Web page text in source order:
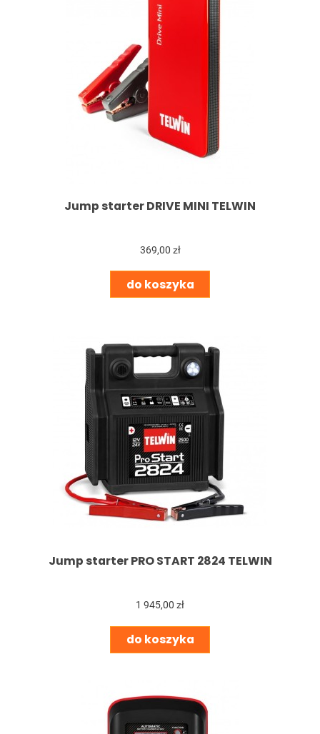
Jump starter DRIVE MINI TELWIN
369,00 zł
do koszyka
Jump starter PRO START 2824 TELWIN
1 945,00 zł
do koszyka